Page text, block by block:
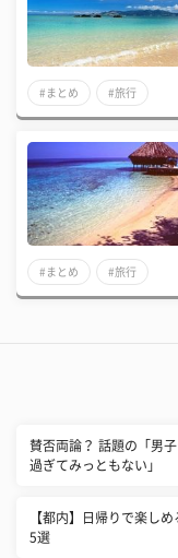
#まとめ #旅行
#まとめ #旅行
賛否両論？ 話題の「男
過ぎてみっともない」
【都内】日帰りで楽し
5選